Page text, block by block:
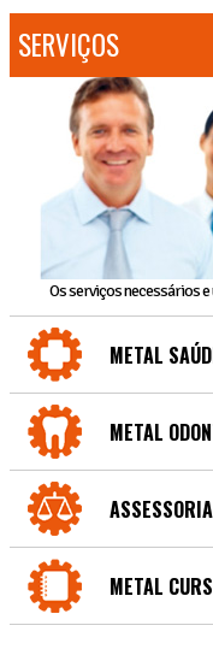
SERVIÇOS
Os serviços necessários
METAL
METAL
METAL